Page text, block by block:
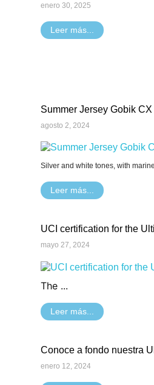
enero 30, 2025
Leer más...
Summer Jersey Gobik
agosto 2, 2024
Silver and white tones, with
Leer más...
UCI certification for the
mayo 27, 2024
The ...
Leer más...
Conoce a fondo nuestra
enero 12, 2024